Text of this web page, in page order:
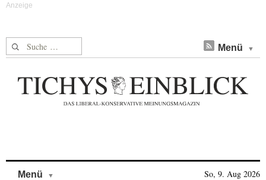
Suche nach: Menü
Menü So, 9. Aug 2026